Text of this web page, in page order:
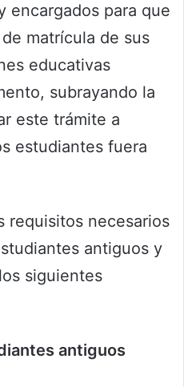
encargados para que
matrícula de sus
educativas
subrayando la
este trámite a
estudiantes fuera
requisitos necesarios
antiguos y
siguientes
antiguos